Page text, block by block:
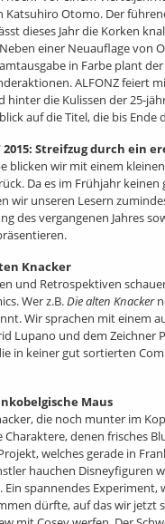
Katsuhiro Otomo. Der
dieses Jahr die Korken
einer Neuauflage von
in Farbe plant
ALFONZ feiert
hinter die Kulissen der 25-
auf die Titel, die bis Ende
2015: Streifzug durch ein
blicken wir mit einem
Da es im Frühjahr
wir unseren Lesern
des vergangenen Jahres
Knacker
und Retrospektiven
Wer z.B.Die alten Knacker
Wir sprachen mit einem
Lupano und dem Zeichner
in keiner gut sortierten
Maus
die noch munter im
denen frisches
welches gerade in
hauchen Disneyfiguren
Ein spannendes Experiment,
dürfte, auf das wir jetzt